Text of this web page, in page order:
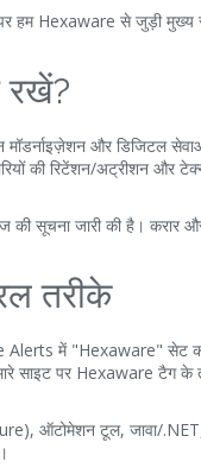
Hexaware से जुड़ी मुख्य
रखें?
और डिजिटल
की रिटेंशन/अट्रीशन
की सूचना जारी की है।
तरीके
Alerts में "Hexaware" सेट
पर Hexaware टैग के
ऑटोमेशन टूल, जावा/